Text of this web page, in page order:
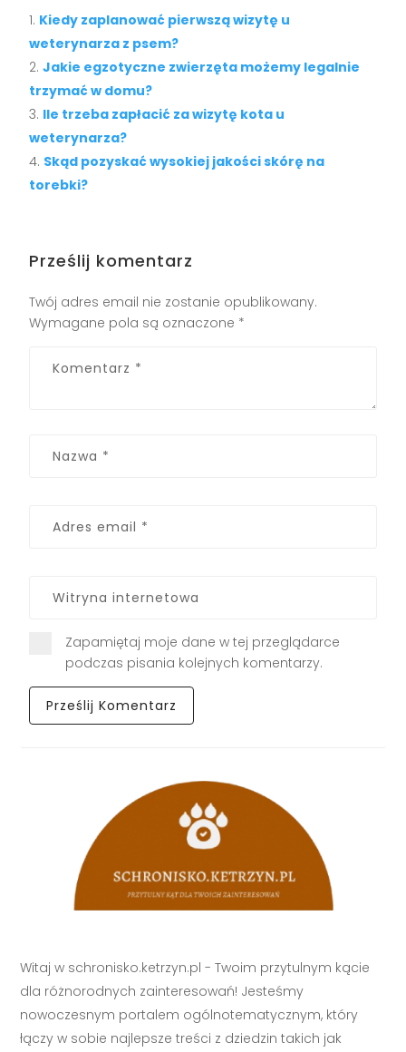
Kiedy zaplanować pierwszą wizytę u
weterynarza z psem?
Jakie egzotyczne zwierzęta możemy legalnie
trzymać w domu?
Ile trzeba zapłacić za wizytę kota u
weterynarza?
Skąd pozyskać wysokiej jakości skórę na
torebki?
Prześlij komentarz
Twój adres email nie zostanie opublikowany.
Wymagane pola są oznaczone *
Zapamiętaj moje dane w tej przeglądarce
podczas pisania kolejnych komentarzy.
Witaj w schronisko.ketrzyn.pl - Twoim przytulnym kącie
dla różnorodnych zainteresowań! Jesteśmy
nowoczesnym portalem ogólnotematycznym, który
łączy w sobie najlepsze treści z dziedzin takich jak